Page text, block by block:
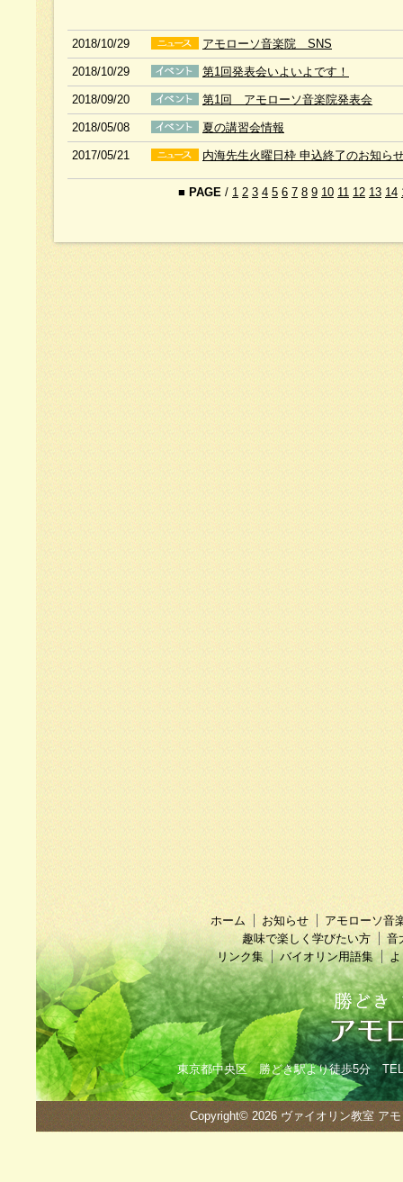
2018/10/29 アモローソ音楽院 SNS
2018/10/29 第1回発表会いよいよです！
2018/09/20 第1回 アモローソ音楽院発表会
2018/05/08 夏の講習会情報
2017/05/21 内海先生火曜日枠 申込終了のお知ら
■ PAGE / 1 2 3 4 5 6 7 8 9 10 11 12 13 14
ホーム お知らせ
アモローソ音
趣味で楽しく学びたい方
音
リンク集
バイオリン用語集
東京都中央区 勝どき駅より徒歩5分
Copyright© 2026 ヴァイオリン教室 ア